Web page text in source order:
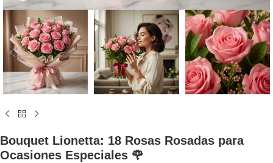
Bouquet Lionetta: 18 Rosas Rosadas para
Ocasiones Especiales 🌹